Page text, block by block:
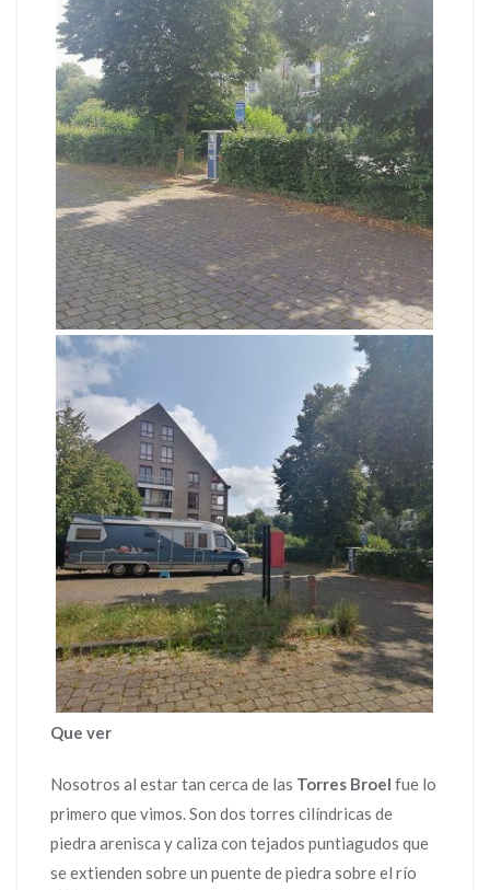
Que ver
Nosotros al estar tan cerca de las Torres Broel fue lo
primero que vimos. Son dos torres cilíndricas de
piedra arenisca y caliza con tejados puntiagudos que
se extienden sobre un puente de piedra sobre el río